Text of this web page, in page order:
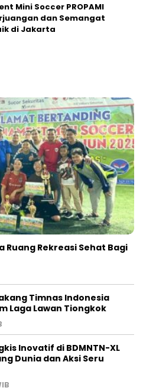
Mini Soccer PROPAMI
dan Semangat
di Jakarta
Ruang Rekreasi Sehat Bagi
Timnas Indonesia
Laga Lawan Tiongkok
Inovatif di BDMNTN-XL
Dunia dan Aksi Seru